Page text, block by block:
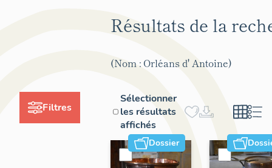
Filtres
Résultats de la
(Nom : Orléans d' Antoine)
Sélectionner
les résultats
affichés
Dossier